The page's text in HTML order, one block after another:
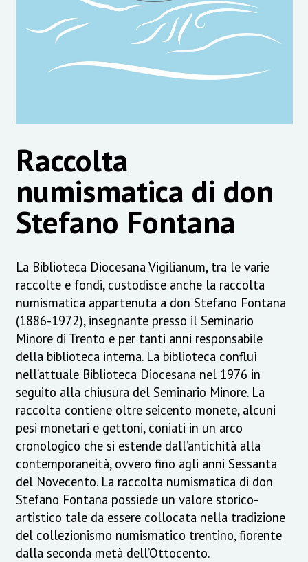
Raccolta
numismatica di don
Stefano Fontana
La Biblioteca Diocesana Vigilianum, tra le varie
raccolte e fondi, custodisce anche la raccolta
numismatica appartenuta a don Stefano Fontana
(1886-1972), insegnante presso il Seminario
Minore di Trento e per tanti anni responsabile
della biblioteca interna. La biblioteca confluì
nell’attuale Biblioteca Diocesana nel 1976 in
seguito alla chiusura del Seminario Minore. La
raccolta contiene oltre seicento monete, alcuni
pesi monetari e gettoni, coniati in un arco
cronologico che si estende dall’antichità alla
contemporaneità, ovvero fino agli anni Sessanta
del Novecento. La raccolta numismatica di don
Stefano Fontana possiede un valore storico-
artistico tale da essere collocata nella tradizione
del collezionismo numismatico trentino, fiorente
dalla seconda metà dell’Ottocento.